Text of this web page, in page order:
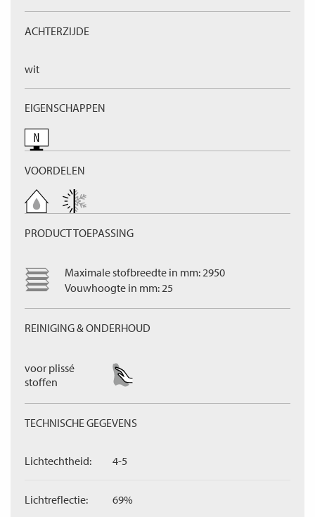
ACHTERZIJDE
wit
EIGENSCHAPPEN
VOORDELEN
PRODUCT TOEPASSING
Maximale stofbreedte in mm: 2950
Vouwhoogte in mm: 25
REINIGING & ONDERHOUD
voor plissé
stoffen
TECHNISCHE GEGEVENS
Lichtechtheid: 4-5
Lichtreflectie: 69%